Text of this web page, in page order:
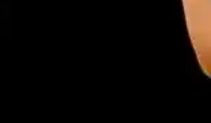
anlatılıyor.
kolayca öğrenilebilir,